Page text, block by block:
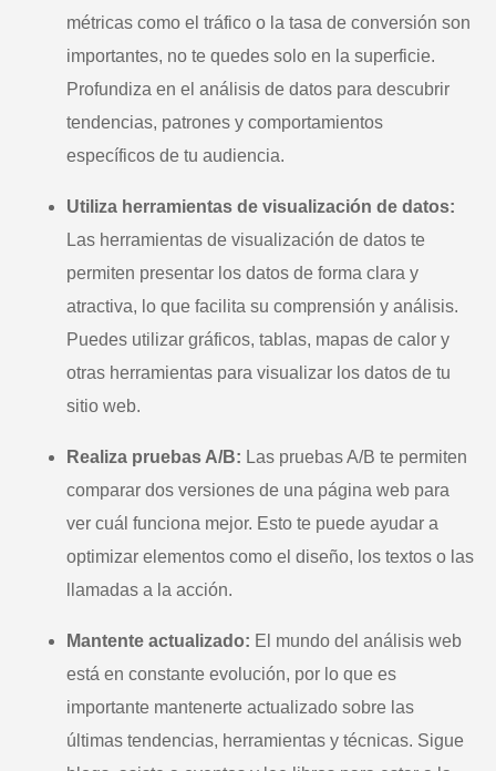
métricas como el tráfico o la tasa de conversión son
importantes, no te quedes solo en la superficie.
Profundiza en el análisis de datos para descubrir
tendencias, patrones y comportamientos
específicos de tu audiencia.
Utiliza herramientas de visualización de datos:
Las herramientas de visualización de datos te
permiten presentar los datos de forma clara y
atractiva, lo que facilita su comprensión y análisis.
Puedes utilizar gráficos, tablas, mapas de calor y
otras herramientas para visualizar los datos de tu
sitio web.
Realiza pruebas A/B: Las pruebas A/B te permiten
comparar dos versiones de una página web para
ver cuál funciona mejor. Esto te puede ayudar a
optimizar elementos como el diseño, los textos o las
llamadas a la acción.
Mantente actualizado: El mundo del análisis web
está en constante evolución, por lo que es
importante mantenerte actualizado sobre las
últimas tendencias, herramientas y técnicas. Sigue